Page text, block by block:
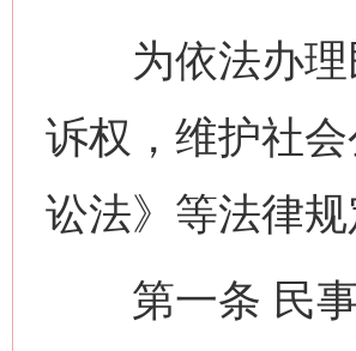
为依法办理
诉权，维护社
讼法》等法律
第一条 民事